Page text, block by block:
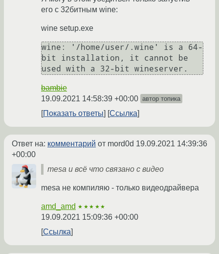
его с 32битным wine:
wine setup.exe
wine: '/home/user/.wine' is a 64-
bit installation, it cannot be
bambie
19.09.2021 14:58:39 +00:00 автор топика
Показать ответы Ссылка
Ответ на: комментарий от mord0d 19.09.2021 14:39:36
+00:00
mesa и всё что связано с видео
mesa не компиляю - только видеодрайвера
amd_amd ★★★★★
19.09.2021 15:09:36 +00:00
Ссылка